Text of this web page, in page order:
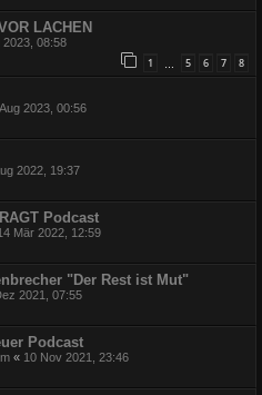
LACHEN
2023, 08:58
1 5 6 7 8
2023, 00:56
2022, 19:37
Podcast
Mär 2022, 12:59
"Der Rest ist Mut"
2021, 07:55
Podcast
« 10 Nov 2021, 23:46